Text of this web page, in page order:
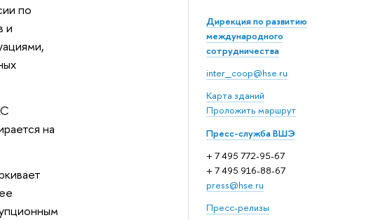
Дирекция по развитию
международного
сотрудничества
inter_coop@hse.ru
Карта зданий
Проложить маршрут
Пресс-служба ВШЭ
+ 7 495 772-95-67
+ 7 495 916-88-67
press@hse.ru
Пресс-релизы
по
и
на